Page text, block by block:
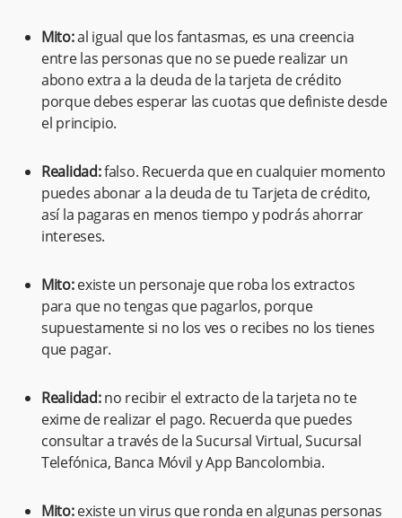
Mito:al igual que los fantasmas, es una creencia
entre las personas que no se puede realizar un
abono extra a la deuda de la tarjeta de crédito
porque debes esperar las cuotas que definiste desde
el principio.
Realidad:falso. Recuerda que en cualquier momento
puedes abonar a la deuda de tu Tarjeta de crédito,
así la pagaras en menos tiempo y podrás ahorrar
intereses.
Mito:existe un personaje que roba los extractos
para que no tengas que pagarlos, porque
supuestamente si no los ves o recibes no los tienes
que pagar.
Realidad:no recibir el extracto de la tarjeta no te
exime de realizar el pago. Recuerda que puedes
consultar a través de la Sucursal Virtual, Sucursal
Telefónica, Banca Móvil y App Bancolombia.
Mito:existe un virus que ronda en algunas personas